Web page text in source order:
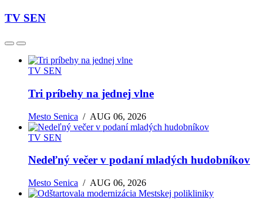
TV SEN
TV SEN
Tri príbehy na jednej vlne
Mesto Senica /AUG 06, 2026
TV SEN
Nedeľný večer v podaní mladých hudobníkov
Mesto Senica /AUG 06, 2026